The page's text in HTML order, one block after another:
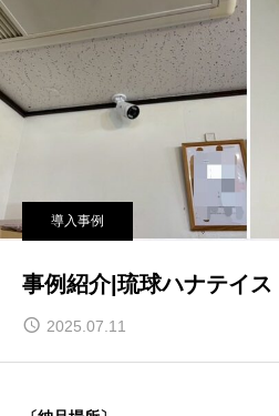
導入事例
事例紹介|琉球ハナテイ
2025.07.11